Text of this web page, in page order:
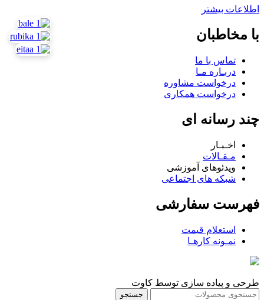
اطلاعات بیشتر
با مخاطبان
تماس با ما
دربـاره مـا
درخواست مشاوره
درخواست همکاری
چند رسانه ای
اخـبـار
مـقـالات
ویدئوهای آموزشی
شبکه های اجتماعی
فهرست سفارشی
استعلام قیمت
نمـونه کارهـا
طرحی و پیاده سازی توسط کاوت
جستجو